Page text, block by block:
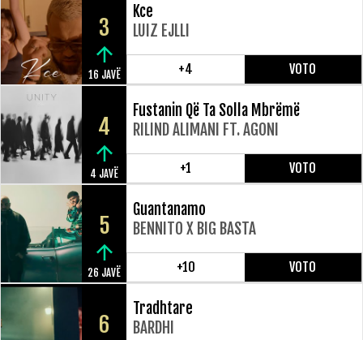
3
16 JAVË
Kce
LUIZ EJLLI
+4 VOTO
4
4 JAVË
Fustanin Që Ta Solla Mbrëmë
RILIND ALIMANI FT. AGONI
+1 VOTO
5
26 JAVË
Guantanamo
BENNITO X BIG BASTA
+10 VOTO
6
Tradhtare
BARDHI